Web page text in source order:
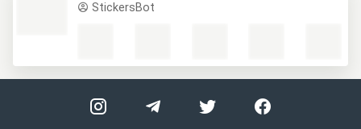
StickersBot